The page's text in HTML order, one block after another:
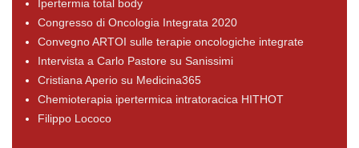
Ipertermia total body
Congresso di Oncologia Integrata 2020
Convegno ARTOI sulle terapie oncologiche integrate
Intervista a Carlo Pastore su Sanissimi
Cristiana Aperio su Medicina365
Chemioterapia ipertermica intratoracica HITHOT
Filippo Lococo